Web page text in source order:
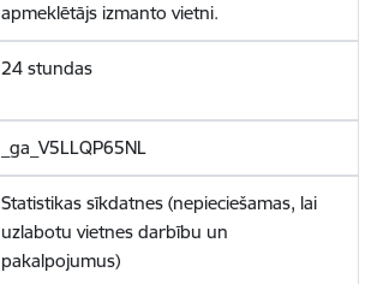
apmeklētājs izmanto vietni.
24 stundas
_ga_V5LLQP65NL
Statistikas sīkdatnes (nepieciešamas, lai
uzlabotu vietnes darbību un
pakalpojumus)